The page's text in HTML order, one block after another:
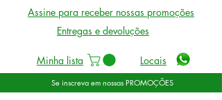
Se inscreva em nossas PROMOÇÕES
Assine para receber nossas promoções
Entregas e devoluções
Minha lista Locais